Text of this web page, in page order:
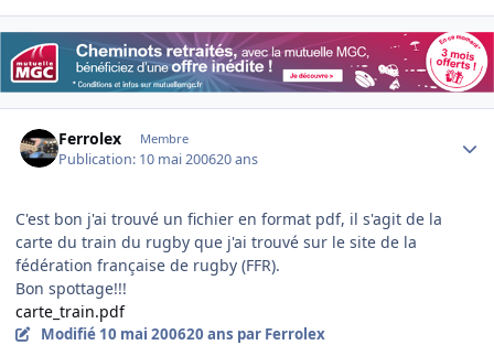
Ferrolex Membre
Publication: 10 mai 200620 ans
C'est bon j'ai trouvé un fichier en format pdf, il s'agit de la
carte du train du rugby que j'ai trouvé sur le site de la
fédération française de rugby (FFR).
Bon spottage!!!
carte_train.pdf
Modifié 10 mai 200620 ans par Ferrolex